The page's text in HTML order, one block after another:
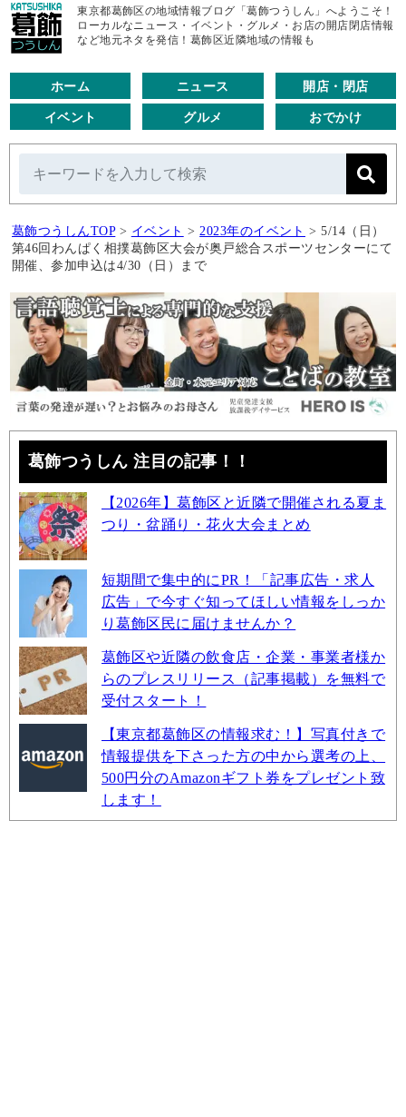
東京都葛飾区の地域情報ブログ「葛飾つうしん」へようこそ！
ローカルなニュース・イベント・グルメ・お店の開店閉店情報
など地元ネタを発信！葛飾区近隣地域の情報も
ホーム ニュース 開店・閉店
イベント グルメ おでかけ
葛飾つうしんTOP > イベント > 2023年のイベント > 5/14（日）
第46回わんぱく相撲葛飾区大会が奥戸総合スポーツセンターにて
開催、参加申込は4/30（日）まで
葛飾つうしん 注目の記事！！
【2026年】葛飾区と近隣で開催される夏ま
つり・盆踊り・花火大会まとめ
短期間で集中的にPR！「記事広告・求人
広告」で今すぐ知ってほしい情報をしっか
り葛飾区民に届けませんか？
葛飾区や近隣の飲食店・企業・事業者様か
らのプレスリリース（記事掲載）を無料で
受付スタート！
【東京都葛飾区の情報求む！】写真付きで
情報提供を下さった方の中から選考の上、
500円分のAmazonギフト券をプレゼント致
します！